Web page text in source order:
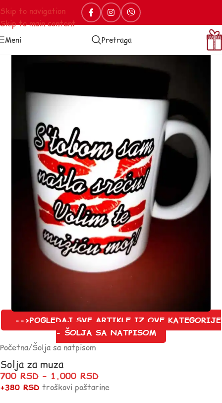
Skip to navigation
Skip to main content
Meni Pretraga
-->POGLEDAJ SVE ARTIKLE IZ OVE KATEGORIJE
- ŠOLJA SA NATPISOM
Početna/Šolja sa natpisom
Solja za muza
700 RSD – 1.000 RSD
+380 RSD troškovi poštarine